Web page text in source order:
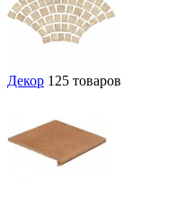
Декор 125 товаров